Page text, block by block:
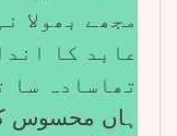
مجھے بھولا
عابد کا
تھاسادہ سا
ہاں محسوس